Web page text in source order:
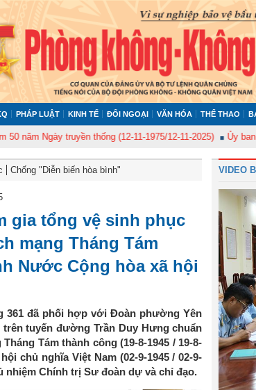
PHÁP LUẬT KINH TẾ ĐỐI NGOẠI VĂN HÓA THỂ THAO
Ngày truyền thống (12-11-1975/12-11-2025) Ủy ban Kiểm
Chống "Diễn biến hòa bình"
gia tổng vệ sinh phục
mạng Tháng Tám
Nước Cộng hòa xã hội
361 đã phối hợp với Đoàn phường Yên
tuyến đường Trần Duy Hưng chuẩn
Tám thành công (19-8-1945 / 19-8-
chủ nghĩa Việt Nam (02-9-1945 / 02-9-
nhiệm Chính trị Sư đoàn dự và chỉ đạo.
VIDEO